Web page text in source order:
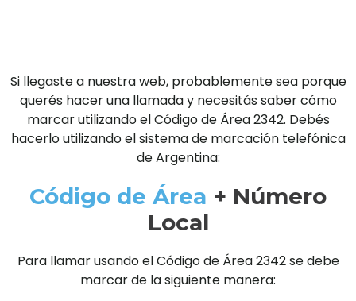
Si llegaste a nuestra web, probablemente sea porque
querés hacer una llamada y necesitás saber cómo
marcar utilizando el Código de Área 2342. Debés
hacerlo utilizando el sistema de marcación telefónica
de Argentina:
Código de Área + Número
Local
Para llamar usando el Código de Área 2342 se debe
marcar de la siguiente manera: